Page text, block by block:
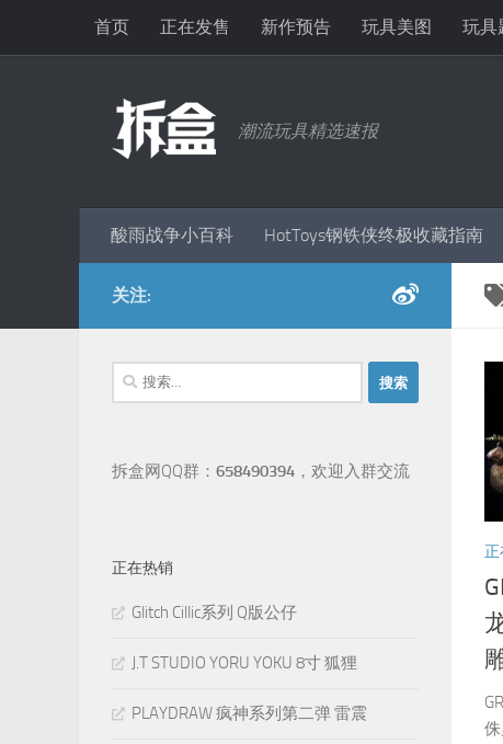
跳至内容首页 正在发售 新作预告 玩具美图 玩具
潮流玩具精选速报
酸雨战争小百科 HotToys钢铁侠终极收藏指南
正
关注:
搜
索：
拆盒网QQ群： 658490394 ，欢迎入群交流
正在热销
Glitch Cillic系列 Q版公仔
J.T STUDIO YORU YOKU 8寸 狐狸
PLAYDRAW 疯神系列第二弹 雷震